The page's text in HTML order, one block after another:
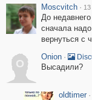
Moscvitch ·
До
сначала
вернуться с
O
Onion ·
Высадили?
oldtimer ·